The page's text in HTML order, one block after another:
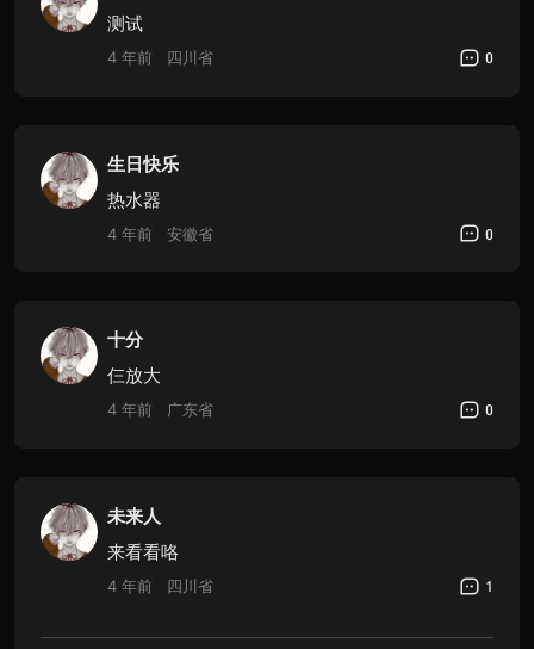
测试
4 年前 四川省 0
生日快乐
热水器
4 年前 安徽省 0
十分
仨放大
4 年前 广东省 0
未来人
来看看咯
4 年前 四川省 1